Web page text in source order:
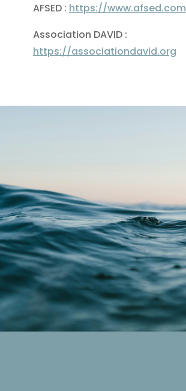
AFSED : https://www.afsed.com
Association DAVID :
https://associationdavid.org